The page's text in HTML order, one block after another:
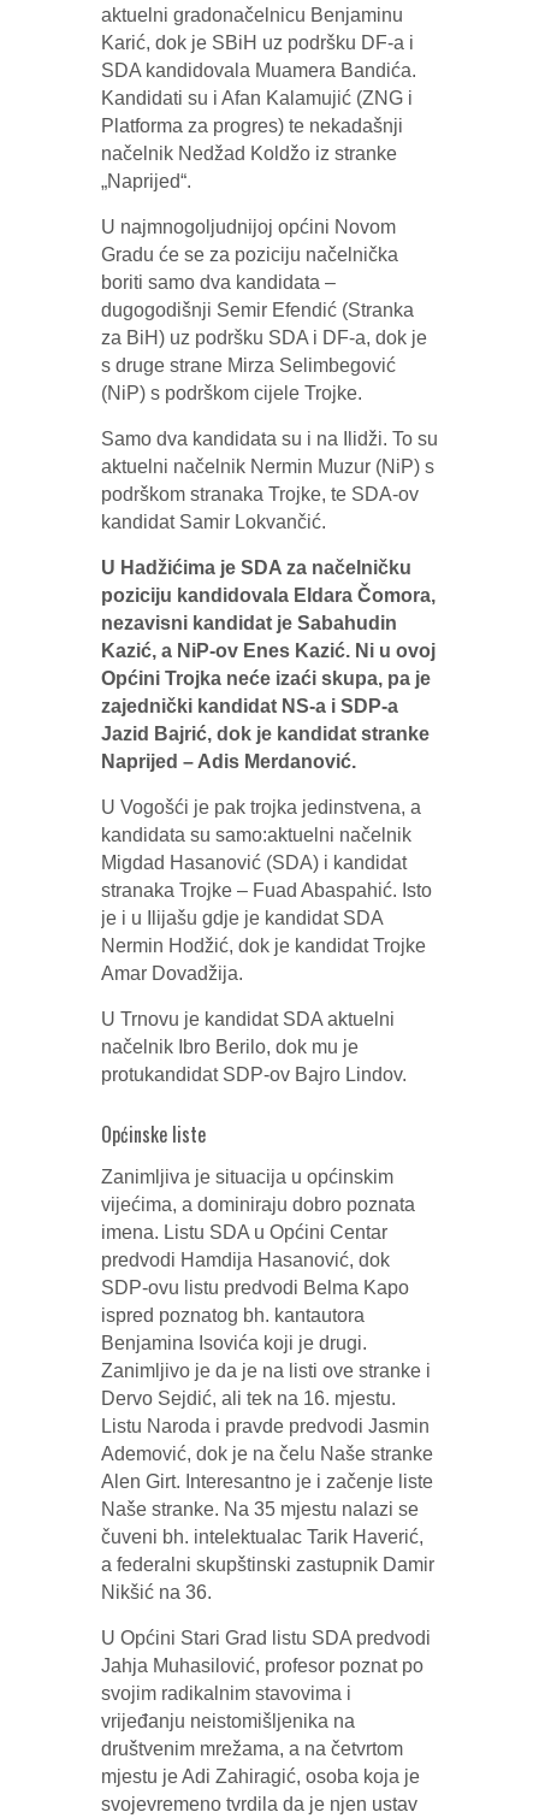
aktuelni gradonačelnicu Benjaminu
Karić, dok je SBiH uz podršku DF-a i
SDA kandidovala Muamera Bandića.
Kandidati su i Afan Kalamujić (ZNG i
Platforma za progres) te nekadašnji
načelnik Nedžad Koldžo iz stranke
„Naprijed“.
U najmnogoljudnijoj općini Novom
Gradu će se za poziciju načelnička
boriti samo dva kandidata –
dugogodišnji Semir Efendić (Stranka
za BiH) uz podršku SDA i DF-a, dok je
s druge strane Mirza Selimbegović
(NiP) s podrškom cijele Trojke.
Samo dva kandidata su i na Ilidži. To su
aktuelni načelnik Nermin Muzur (NiP) s
podrškom stranaka Trojke, te SDA-ov
kandidat Samir Lokvančić.
U Hadžićima je SDA za načelničku
poziciju kandidovala Eldara Čomora,
nezavisni kandidat je Sabahudin
Kazić, a NiP-ov Enes Kazić. Ni u ovoj
Općini Trojka neće izaći skupa, pa je
zajednički kandidat NS-a i SDP-a
Jazid Bajrić, dok je kandidat stranke
Naprijed – Adis Merdanović.
U Vogošći je pak trojka jedinstvena, a
kandidata su samo:aktuelni načelnik
Migdad Hasanović (SDA) i kandidat
stranaka Trojke – Fuad Abaspahić. Isto
je i u Ilijašu gdje je kandidat SDA
Nermin Hodžić, dok je kandidat Trojke
Amar Dovadžija.
U Trnovu je kandidat SDA aktuelni
načelnik Ibro Berilo, dok mu je
protukandidat SDP-ov Bajro Lindov.
Općinske liste
Zanimljiva je situacija u općinskim
vijećima, a dominiraju dobro poznata
imena. Listu SDA u Općini Centar
predvodi Hamdija Hasanović, dok
SDP-ovu listu predvodi Belma Kapo
ispred poznatog bh. kantautora
Benjamina Isovića koji je drugi.
Zanimljivo je da je na listi ove stranke i
Dervo Sejdić, ali tek na 16. mjestu.
Listu Naroda i pravde predvodi Jasmin
Ademović, dok je na čelu Naše stranke
Alen Girt. Interesantno je i začenje liste
Naše stranke. Na 35 mjestu nalazi se
čuveni bh. intelektualac Tarik Haverić,
a federalni skupštinski zastupnik Damir
Nikšić na 36.
U Općini Stari Grad listu SDA predvodi
Jahja Muhasilović, profesor poznat po
svojim radikalnim stavovima i
vrijeđanju neistomišljenika na
društvenim mrežama, a na četvrtom
mjestu je Adi Zahiragić, osoba koja je
svojevremeno tvrdila da je njen ustav